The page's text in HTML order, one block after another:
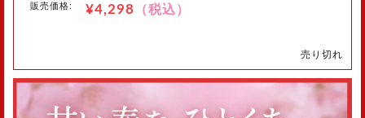
販売価格: ¥4,298 （税込）
売り切れ